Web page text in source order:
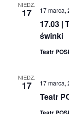
NIEDZ.
17
17.03 |
świnki
17 marca,
Teatr
NIEDZ.
17
Teatr
17 marca,